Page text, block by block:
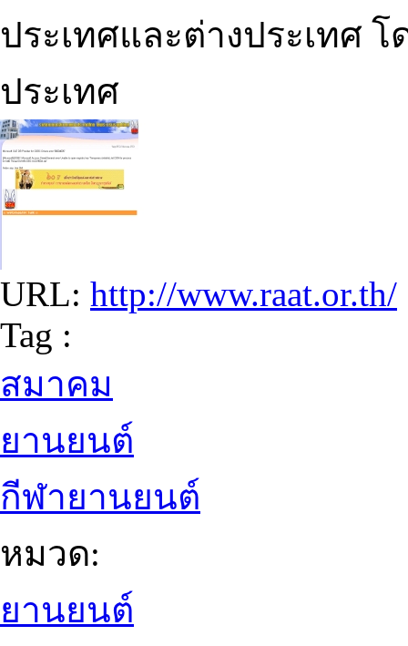
ประเทศและต่างประเทศ
ประเทศ
URL: http://www.raat.or.th/
Tag :
สมาคม
ยานยนต์
กีฬายานยนต์
หมวด:
ยานยนต์